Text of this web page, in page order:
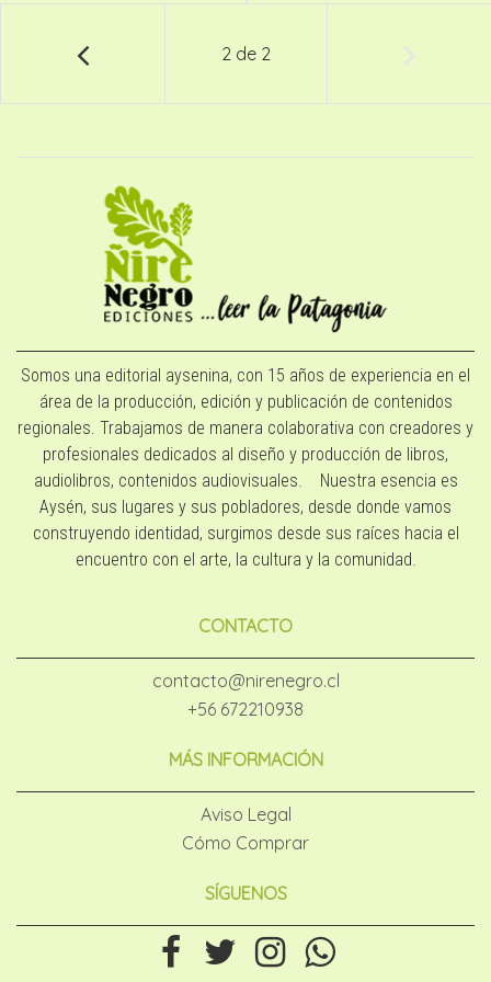
2 de 2
Somos una editorial aysenina, con 15 años de experiencia en el
área de la producción, edición y publicación de contenidos
regionales. Trabajamos de manera colaborativa con creadores y
profesionales dedicados al diseño y producción de libros,
audiolibros, contenidos audiovisuales. Nuestra esencia es
Aysén, sus lugares y sus pobladores, desde donde vamos
construyendo identidad, surgimos desde sus raíces hacia el
encuentro con el arte, la cultura y la comunidad.
CONTACTO
contacto@nirenegro.cl
+56 672210938
MÁS INFORMACIÓN
Aviso Legal
Cómo Comprar
SÍGUENOS